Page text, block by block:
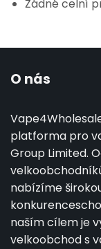
Žádné celní
O nás
platforma pro
Group Limited.
nabízíme
naším cílem je
velkoobchod s